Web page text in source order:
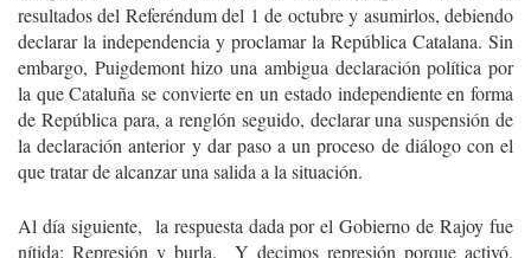
resultados del Referéndum del 1 de octubre y asumirlos, debiendo
declarar la independencia y proclamar la República Catalana. Sin
embargo, Puigdemont hizo una ambigua declaración política por
la que Cataluña se convierte en un estado independiente en forma
de República para, a renglón seguido, declarar una suspensión de
la declaración anterior y dar paso a un proceso de diálogo con el
que tratar de alcanzar una salida a la situación.
Al día siguiente, la respuesta dada por el Gobierno de Rajoy fue
nítida: Represión y burla. Y decimos represión porque activó,